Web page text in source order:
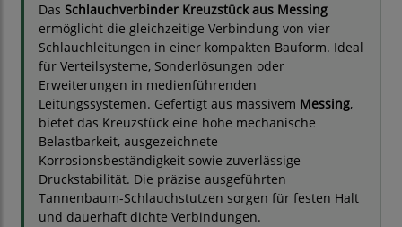
Das Schlauchverbinder Kreuzstück aus Messing
ermöglicht die gleichzeitige Verbindung von vier
Schlauchleitungen in einer kompakten Bauform. Ideal
für Verteilsysteme, Sonderlösungen oder
Erweiterungen in medienführenden
Leitungssystemen. Gefertigt aus massivem Messing,
bietet das Kreuzstück eine hohe mechanische
Belastbarkeit, ausgezeichnete
Korrosionsbeständigkeit sowie zuverlässige
Druckstabilität. Die präzise ausgeführten
Tannenbaum-Schlauchstutzen sorgen für festen Halt
und dauerhaft dichte Verbindungen.